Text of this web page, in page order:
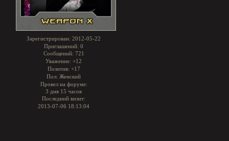
Зарегистрирован: 2012-05-22
Приглашений: 0
Сообщений: 721
Уважение: +12
Позитив: +17
Пол: Женский
Провел на форуме:
3 дня 15 часов
Последний визит:
2013-07-06 18:13:04